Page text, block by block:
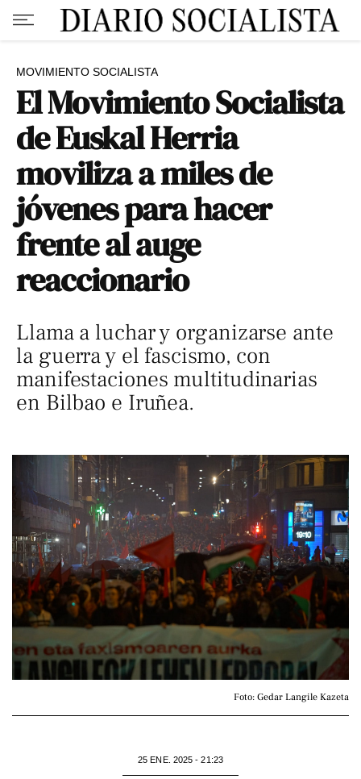
MOVIMIENTO SOCIALISTA
El Movimiento Socialista
de Euskal Herria
moviliza a miles de
jóvenes para hacer
frente al auge
reaccionario
Llama a luchar y organizarse ante
la guerra y el fascismo, con
manifestaciones multitudinarias
en Bilbao e Iruñea.
Foto: Gedar Langile Kazeta
25 ENE. 2025 - 21:23